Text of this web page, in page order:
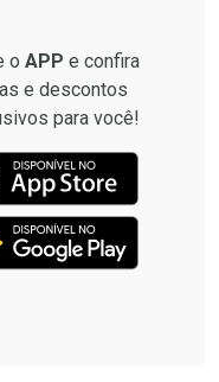
o APP e confira
e descontos
para você!